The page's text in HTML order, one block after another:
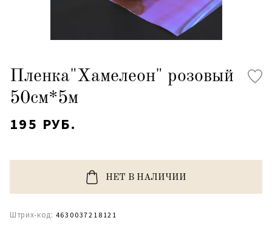
Пленка"Хамелеон" розовый
50см*5м
195 РУБ.
НЕТ В НАЛИЧИИ
Штрих-код: 4630037218121